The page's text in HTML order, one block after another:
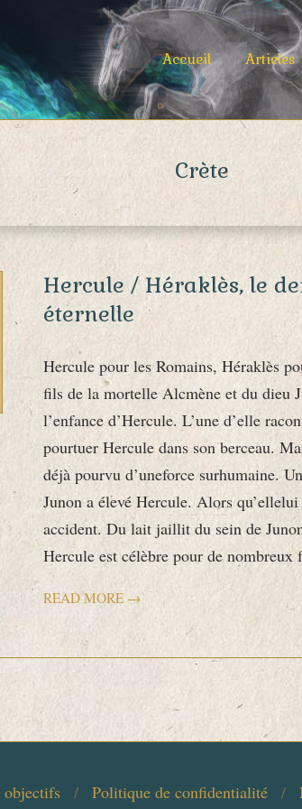
Primary
Navigation
Menu
Accueil Articles
Crète
Hercule / Héraklès, le
éternelle
Hercule pour les Romains, Héraklès
fils de la mortelle Alcmène et du dieu
l’enfance d’Hercule. L’une d’elle
pourtuer Hercule dans son berceau.
déjà pourvu d’uneforce surhumaine.
Junon a élevé Hercule. Alors
accident. Du lait jaillit du sein de
Hercule est célèbre pour de nombreux
READ MORE →
objectifs Politique de confidentialité